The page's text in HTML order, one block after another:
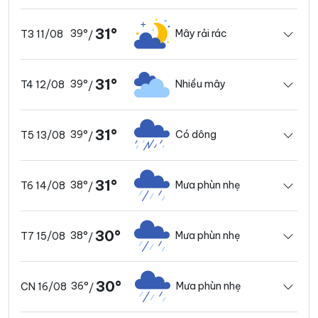
T3 11/08 39°/31° Mây rải rác
T4 12/08 39°/31° Nhiều mây
T5 13/08 39°/31° Có dông
T6 14/08 38°/31° Mưa phùn nhẹ
T7 15/08 38°/30° Mưa phùn nhẹ
CN 16/08 36°/30° Mưa phùn nhẹ